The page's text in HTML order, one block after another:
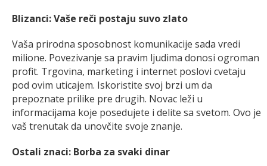
Blizanci: Vaše reči postaju suvo zlato
Vaša prirodna sposobnost komunikacije sada vredi
milione. Povezivanje sa pravim ljudima donosi ogroman
profit. Trgovina, marketing i internet poslovi cvetaju
pod ovim uticajem. Iskoristite svoj brzi um da
prepoznate prilike pre drugih. Novac leži u
informacijama koje posedujete i delite sa svetom. Ovo je
vaš trenutak da unovčite svoje znanje.
Ostali znaci: Borba za svaki dinar